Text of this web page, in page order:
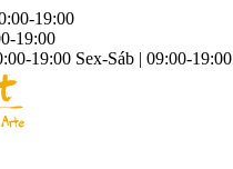
19:00
19:00
19:00 Sex-Sáb | 09:00-19:00